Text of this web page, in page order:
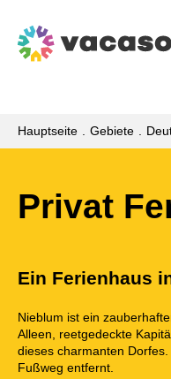
Hauptseite Gebiete
Privat
Ein Ferienhaus
Nieblum ist ein
Alleen, reetgedeckte
dieses charmanten
Fußweg entfernt.